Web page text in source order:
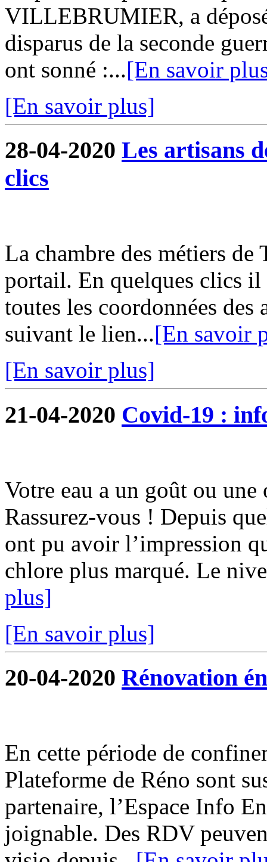
VILLEBRUMIER, a
disparus de la seconde
ont sonné :...[En savoir
[En savoir plus]
28-04-2020 Les artisans
clics
La chambre des métiers de
portail. En quelques clics il
toutes les coordonnées des
suivant le lien...[En savoir
[En savoir plus]
21-04-2020 Covid-19 :
Votre eau a un goût ou
Rassurez-vous ! Depuis
ont pu avoir l’impression
chlore plus marqué. Le
plus]
[En savoir plus]
20-04-2020 Rénovation
En cette période de
Plateforme de Réno sont
partenaire, l’Espace Info
joignable. Des RDV